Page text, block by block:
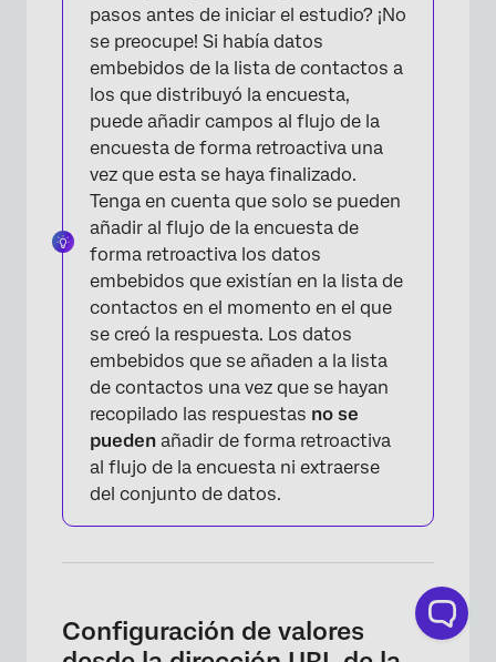
×
pasos antes de iniciar el estudio? ¡No
se preocupe! Si había datos
embebidos de la lista de contactos a
los que distribuyó la encuesta,
puede añadir campos al flujo de la
encuesta de forma retroactiva una
vez que esta se haya finalizado.
Tenga en cuenta que solo se pueden
añadir al flujo de la encuesta de
forma retroactiva los datos
embebidos que existían en la lista de
contactos en el momento en el que
se creó la respuesta. Los datos
embebidos que se añaden a la lista
de contactos una vez que se hayan
recopilado las respuestas no se
pueden añadir de forma retroactiva
al flujo de la encuesta ni extraerse
del conjunto de datos.
Configuración de valores